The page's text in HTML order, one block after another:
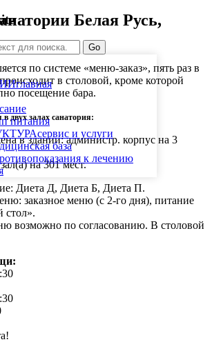
Go
главная
питания
сервис и услуги
база
к лечению
Белая Русь,
по системе «меню-заказ», пять раз в
в столовой, кроме которой
посещение бара.
двух залах санатория:
в здании: администр. корпус на 3
на 301 мест.
Диета Д, Диета Б, Диета П.
заказное меню (с 2-го дня), питание
стол».
возможно по согласованию. В столовой